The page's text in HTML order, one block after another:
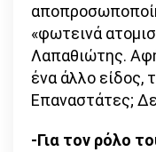
«φωτεινά
Λαπαθιώτης.
ένα άλλο είδος,
Επαναστάτες;
-Για τον ρόλο